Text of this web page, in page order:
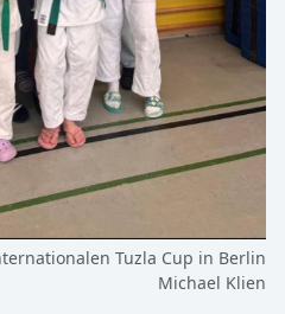
Tuzla Cup in Berlin
Michael Klien